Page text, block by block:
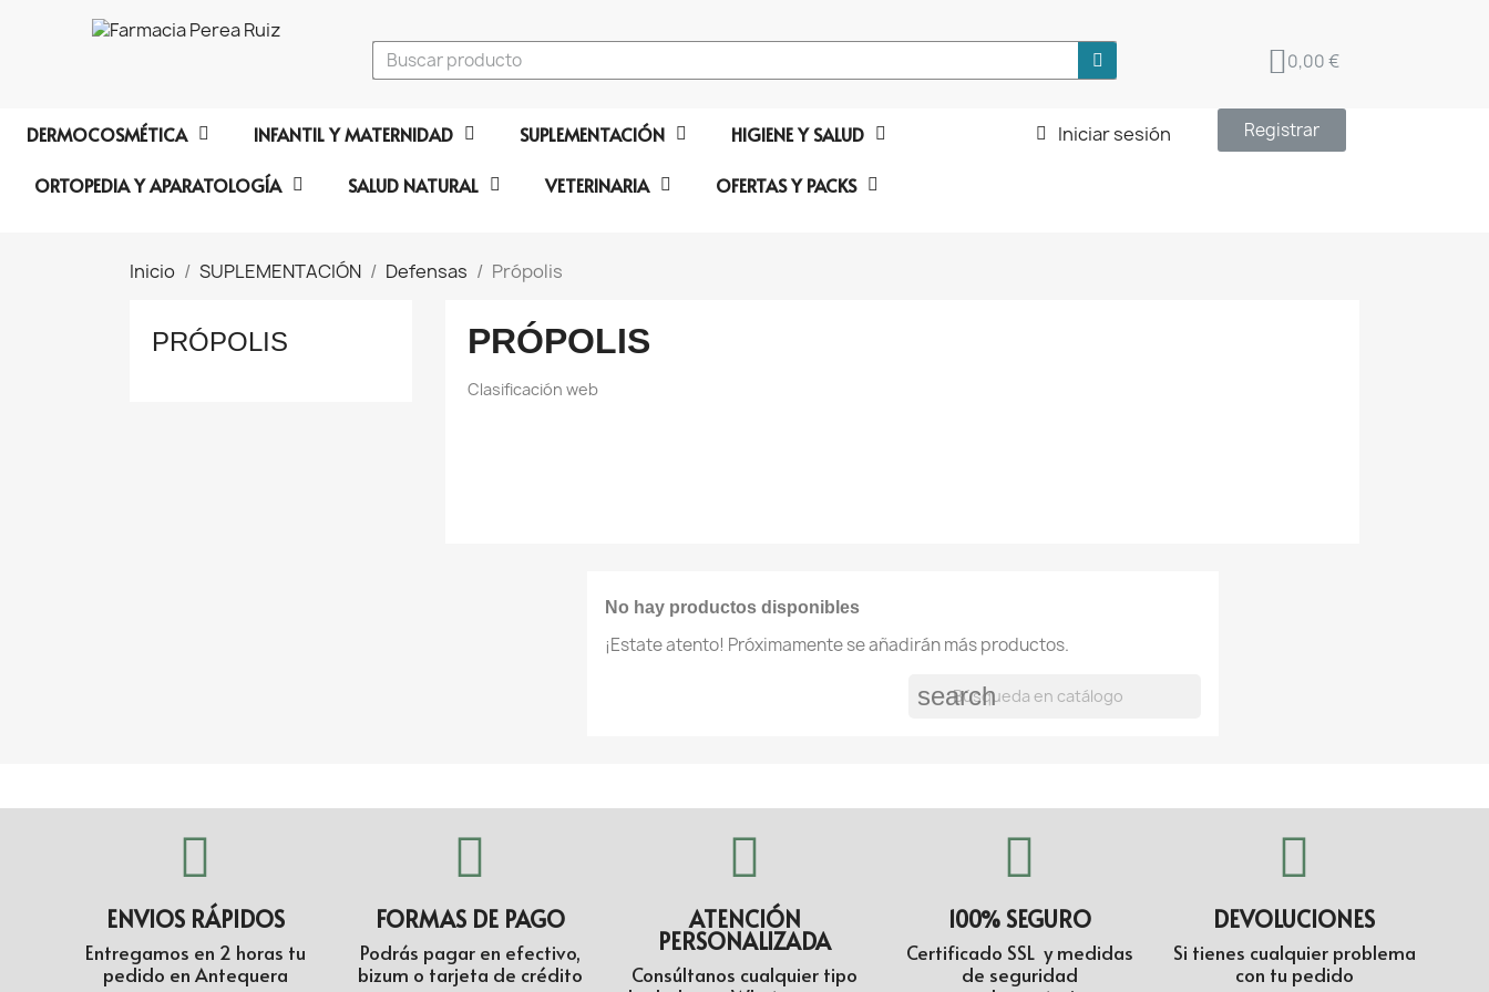
0,00 €
DERMOCOSMÉTICA INFANTIL Y MATERNIDAD SUPLEMENTACIÓN HIGIENE Y SALUD
ORTOPEDIA Y APARATOLOGÍA SALUD NATURAL VETERINARIA OFERTAS Y PACKS
Iniciar sesión Registrar
Inicio SUPLEMENTACIÓN Defensas Própolis
PRÓPOLIS PRÓPOLIS
Clasificación web
No hay productos disponibles
¡Estate atento! Próximamente se añadirán más productos.
search
ENVIOS RÁPIDOS
Entregamos en 2 horas tu
pedido en Antequera
FORMAS DE PAGO
Podrás pagar en efectivo,
bizum o tarjeta de crédito
ATENCIÓN
PERSONALIZADA
Consúltanos cualquier tipo
100% SEGURO
Certificado SSL y medidas
de seguridad
DEVOLUCIONES
Si tienes cualquier problema
con tu pedido